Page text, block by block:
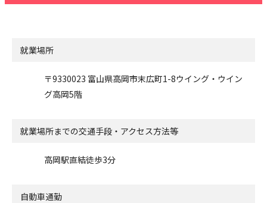
就業場所
〒9330023 富山県高岡市末広町1-8ウイング・ウイン
グ高岡5階
就業場所までの交通手段・アクセス方法等
高岡駅直結徒歩3分
自動車通勤